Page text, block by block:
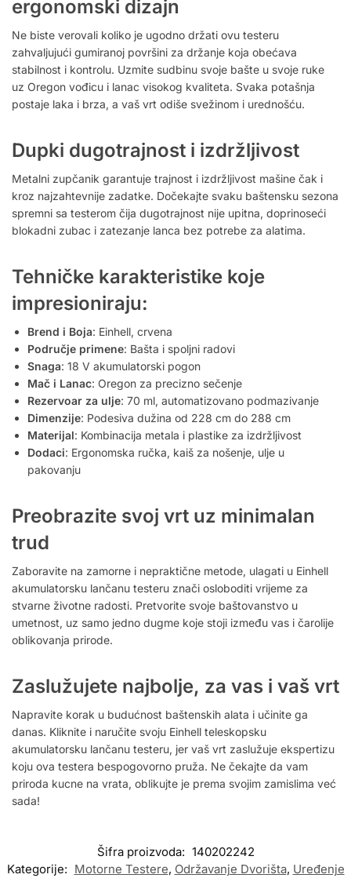
ergonomski dizajn
Ne biste verovali koliko je ugodno držati ovu testeru
zahvaljujući gumiranoj površini za držanje koja obećava
stabilnost i kontrolu. Uzmite sudbinu svoje bašte u svoje ruke
uz Oregon vođicu i lanac visokog kvaliteta. Svaka potašnja
postaje laka i brza, a vaš vrt odiše svežinom i urednošću.
Dupki dugotrajnost i izdržljivost
Metalni zupčanik garantuje trajnost i izdržljivost mašine čak i
kroz najzahtevnije zadatke. Dočekajte svaku baštensku sezona
spremni sa testerom čija dugotrajnost nije upitna, doprinoseći
blokadni zubac i zatezanje lanca bez potrebe za alatima.
Tehničke karakteristike koje
impresioniraju:
Brend i Boja: Einhell, crvena
Područje primene: Bašta i spoljni radovi
Snaga: 18 V akumulatorski pogon
Mač i Lanac: Oregon za precizno sečenje
Rezervoar za ulje: 70 ml, automatizovano podmazivanje
Dimenzije: Podesiva dužina od 228 cm do 288 cm
Materijal: Kombinacija metala i plastike za izdržljivost
Dodaci: Ergonomska ručka, kaiš za nošenje, ulje u
pakovanju
Preobrazite svoj vrt uz minimalan
trud
Zaboravite na zamorne i nepraktične metode, ulagati u Einhell
akumulatorsku lančanu testeru znači osloboditi vrijeme za
stvarne životne radosti. Pretvorite svoje baštovanstvo u
umetnost, uz samo jedno dugme koje stoji između vas i čarolije
oblikovanja prirode.
Zaslužujete najbolje, za vas i vaš vrt
Napravite korak u budućnost baštenskih alata i učinite ga
danas. Kliknite i naručite svoju Einhell teleskopsku
akumulatorsku lančanu testeru, jer vaš vrt zaslužuje ekspertizu
koju ova testera bespogovorno pruža. Ne čekajte da vam
priroda kucne na vrata, oblikujte je prema svojim zamislima već
sada!
Šifra proizvoda: 140202242
Kategorije: Motorne Testere, Održavanje Dvorišta, Uređenje